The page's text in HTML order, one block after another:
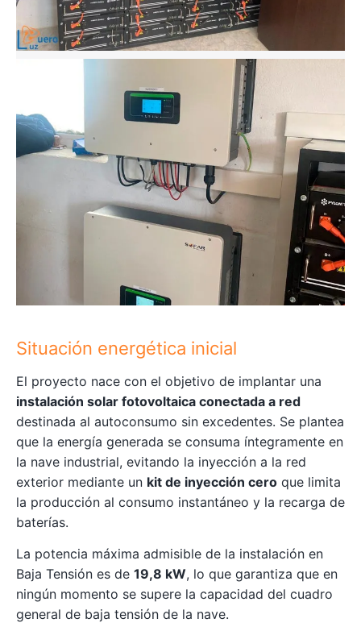
Situación energética inicial
El proyecto nace con el objetivo de implantar una
instalación solar fotovoltaica conectada a red
destinada al autoconsumo sin excedentes. Se plantea
que la energía generada se consuma íntegramente en
la nave industrial, evitando la inyección a la red
exterior mediante un kit de inyección cero que limita
la producción al consumo instantáneo y la recarga de
baterías.
La potencia máxima admisible de la instalación en
Baja Tensión es de 19,8 kW, lo que garantiza que en
ningún momento se supere la capacidad del cuadro
general de baja tensión de la nave.